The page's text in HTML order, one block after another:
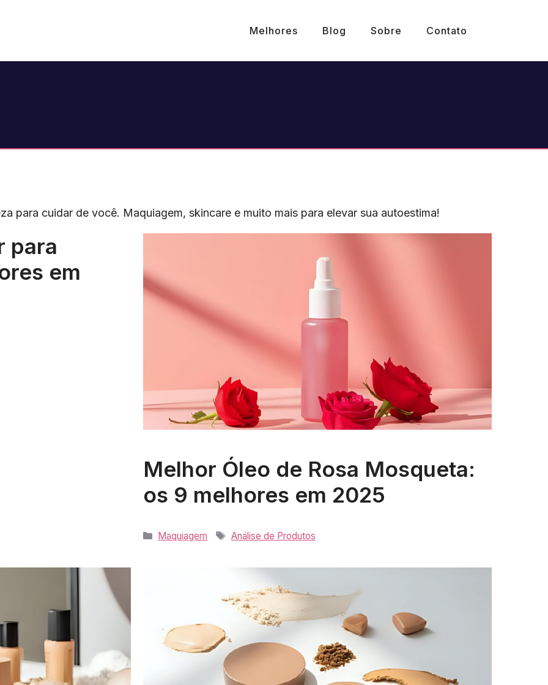
Melhores Blog Sobre Contato
para cuidar de você. Maquiagem, skincare e muito mais para elevar sua autoestima!
para
em
Melhor Óleo de Rosa Mosqueta:
os 9 melhores em 2025
Categorias
Maquiagem Tags
Análise de Produtos